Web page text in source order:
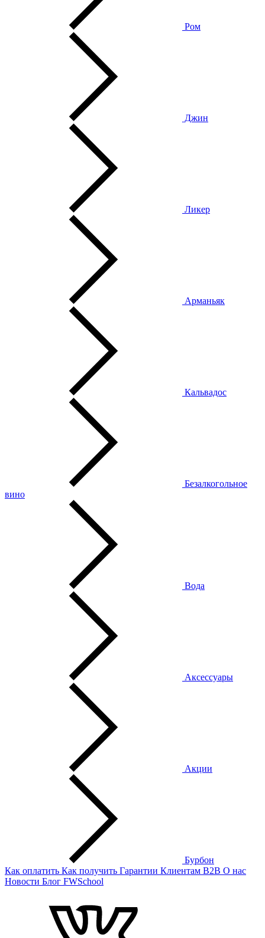
Ром
Джин
Ликер
Арманьяк
Кальвадос
Безалкогольное
вино
Вода
Аксессуары
Акции
Бурбон
Как оплатить Как получить Гарантии Клиентам B2B О нас
Новости Блог FWSchool